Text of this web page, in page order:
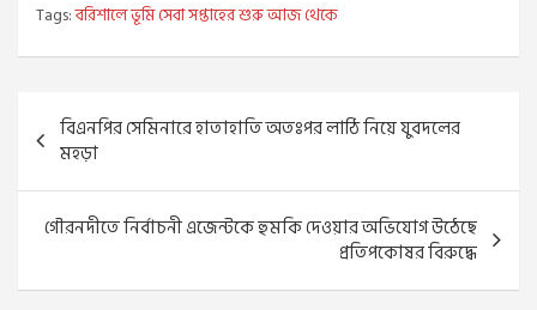
Tags:বরিশালে ভূমি সেবা সপ্তাহের শুরু আজ থেকে
Post
navigation
বিএনপির সেমিনারে হাতাহাতি অতঃপর লাঠি নিয়ে যুবদলের
মহড়া
গৌরনদীতে নির্বাচনী এজেন্টকে হুমকি দেওয়ার অভিযোগ উঠেছে
প্রতিপকোষর বিরুদ্ধে